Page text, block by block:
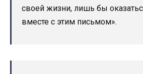
своей жизни, лишь бы
вместе с этим письмом».